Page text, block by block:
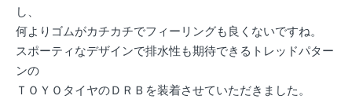
し、
何よりゴムがカチカチでフィーリングも良くないですね。
スポーティなデザインで排水性も期待できるトレッドパター
ンの
ＴＯＹＯタイヤのＤＲＢを装着させていただきました。